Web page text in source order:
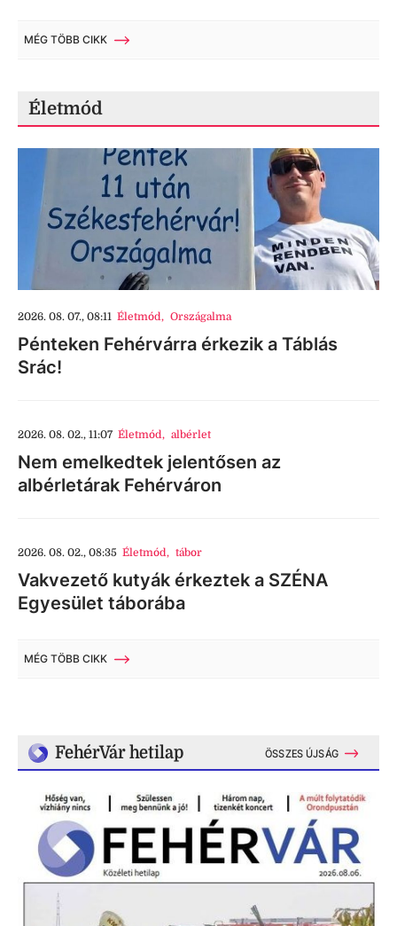
MÉG TÖBB CIKK
Életmód
2026. 08. 07., 08:11 Életmód, Országalma
Pénteken Fehérvárra érkezik a Táblás
Srác!
2026. 08. 02., 11:07 Életmód, albérlet
Nem emelkedtek jelentősen az
albérletárak Fehérváron
2026. 08. 02., 08:35 Életmód, tábor
Vakvezető kutyák érkeztek a SZÉNA
Egyesület táborába
MÉG TÖBB CIKK
FehérVár hetilap ÖSSZES ÚJSÁG